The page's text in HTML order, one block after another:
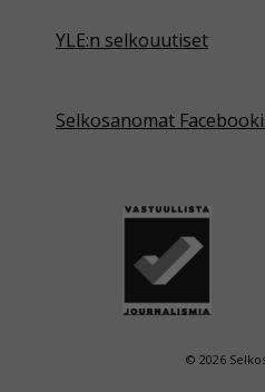
YLE:n selkouutiset
Selkosanomat
© 2026